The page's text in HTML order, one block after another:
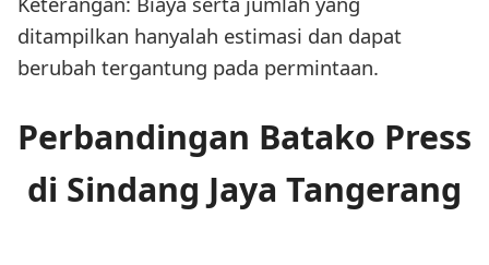
ditampilkan hanyalah estimasi dan dapat
berubah tergantung pada permintaan.
Perbandingan Batako Press
di Sindang Jaya Tangerang